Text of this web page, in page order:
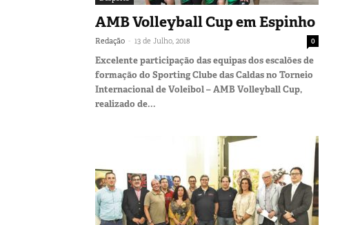
AMB Volleyball Cup em Espinho
Redação - 13 de Julho, 2018 0
Excelente participação das equipas dos escalões de
formação do Sporting Clube das Caldas no Torneio
Internacional de Voleibol – AMB Volleyball Cup,
realizado de...